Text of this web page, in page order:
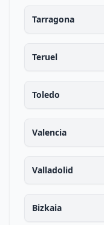
Tarragona
Teruel
Toledo
Valencia
Valladolid
Bizkaia